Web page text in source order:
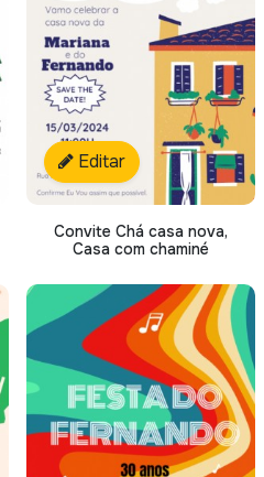
Editar
Convite Chá casa nova,
Casa com chaminé